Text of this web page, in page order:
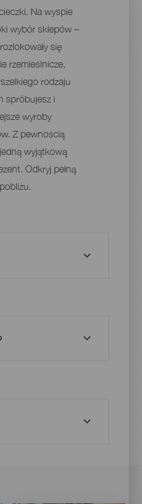
Na wyspie
wybór sklepów –
się
rzemieślnicze,
rodzaju
spróbujesz i
wyroby
Z pewnością
wyjątkową
Odkryj pełną